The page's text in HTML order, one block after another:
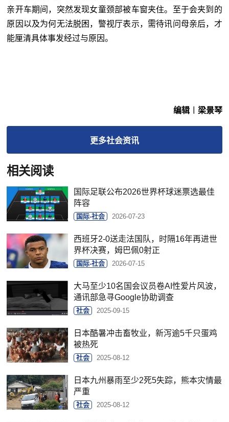
亲开车期间，突然发现女童颈部被车窗夹住。至于会夹到的
原因以及为何无法脱困，警视厅表示，需待讯问母亲后，才
能厘清具体事发经过与原因。
编辑︱梁景琴
更多社会资讯
相关阅读
国际足联公布2026世界杯球迷票选最佳
阵容
国际-社会 2026-07-23
西班牙2-0送走法国队，时隔16年再进世
界杯决赛，姆巴佩0射正
国际-社会 2026-07-15
大马至少10名国会议员卷AI性爱片风波，
通讯部急寻Google协助调查
社会 2025-09-15
日本酷暑冲击畜牧业，新泻逾5千只蛋鸡
被热死
社会 2025-08-12
日本九州暴雨至少2死5失踪，熊本灾情最
严重
社会 2025-08-12